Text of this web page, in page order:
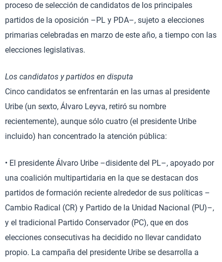
proceso de selección de candidatos de los principales
partidos de la oposición –PL y PDA–, sujeto a elecciones
primarias celebradas en marzo de este año, a tiempo con las
elecciones legislativas.
Los candidatos y partidos en disputa
Cinco candidatos se enfrentarán en las urnas al presidente
Uribe (un sexto, Álvaro Leyva, retiró su nombre
recientemente), aunque sólo cuatro (el presidente Uribe
incluido) han concentrado la atención pública:
• El presidente Álvaro Uribe –disidente del PL–, apoyado por
una coalición multipartidaria en la que se destacan dos
partidos de formación reciente alrededor de sus políticas –
Cambio Radical (CR) y Partido de la Unidad Nacional (PU)–,
y el tradicional Partido Conservador (PC), que en dos
elecciones consecutivas ha decidido no llevar candidato
propio. La campaña del presidente Uribe se desarrolla a